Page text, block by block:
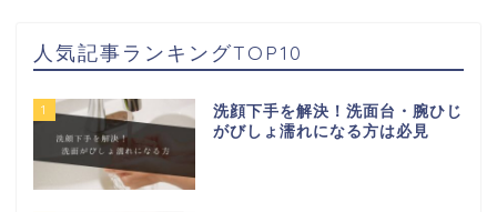
人気記事ランキングTOP10
1
洗顔下手を解決！洗面台・腕ひじ
がびしょ濡れになる方は必見